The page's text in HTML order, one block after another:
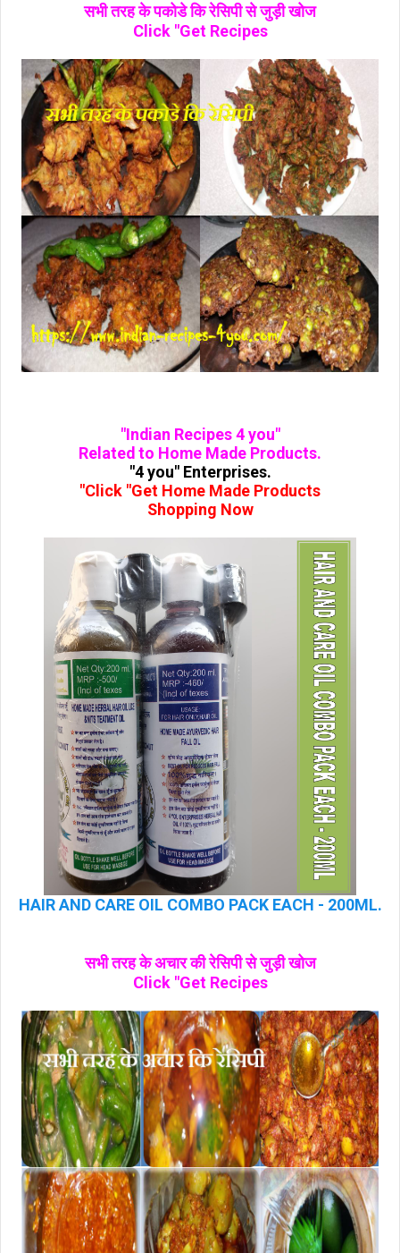
सभी तरह के पकोडे कि रेसिपी से जुड़ी खोज
Click "Get Recipes
"Indian Recipes 4 you"
Related to Home Made Products.
"4 you" Enterprises.
"Click "Get Home Made Products
Shopping Now
HAIR AND CARE OIL COMBO PACK EACH - 200ML.
सभी तरह के अचार की रेसिपी से जुड़ी खोज
Click "Get Recipes